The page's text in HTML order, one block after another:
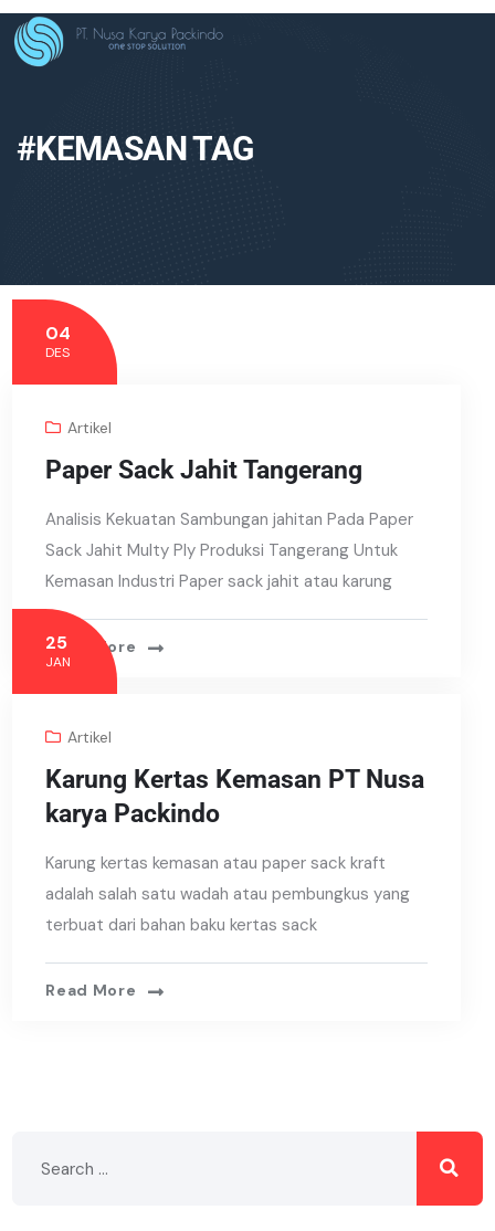
#KEMASAN TAG
04
DES
Artikel
Paper Sack Jahit Tangerang
Analisis Kekuatan Sambungan jahitan Pada Paper
Sack Jahit Multy Ply Produksi Tangerang Untuk
Kemasan Industri Paper sack jahit atau karung
Read More
25
JAN
Artikel
Karung Kertas Kemasan PT Nusa
karya Packindo
Karung kertas kemasan atau paper sack kraft
adalah salah satu wadah atau pembungkus yang
terbuat dari bahan baku kertas sack
Read More